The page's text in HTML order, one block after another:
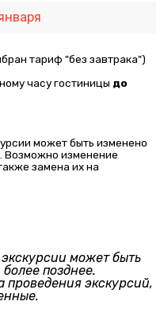
тариф "без завтрака")
часу гостиницы до
может быть изменено
Возможно изменение
замена их на
может быть
позднее.
экскурсий,